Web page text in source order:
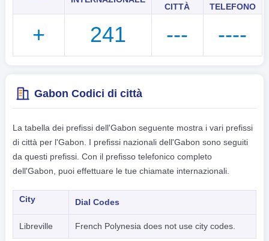
CITTÀ
TELEFONO
+ 241 --- ----
Gabon Codici di città
La tabella dei prefissi dell'Gabon seguente mostra i vari prefissi
di città per l'Gabon. I prefissi nazionali dell'Gabon sono seguiti
da questi prefissi. Con il prefisso telefonico completo
dell'Gabon, puoi effettuare le tue chiamate internazionali.
City Dial Codes
Libreville French Polynesia does not use city codes.